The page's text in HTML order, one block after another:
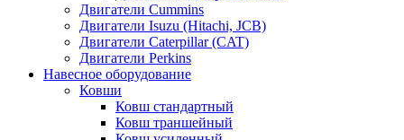
Двигатели Cummins
Двигатели Isuzu (Hitachi, JCB)
Двигатели Caterpillar (CAT)
Двигатели Perkins
Навесное оборудование
Ковши
Ковш стандартный
Ковш траншейный